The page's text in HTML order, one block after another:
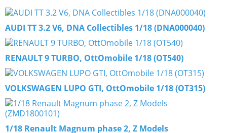
AUDI TT 3.2 V6, DNA Collectibles 1/18 (DNA000040)
RENAULT 9 TURBO, OttOmobile 1/18 (OT540)
VOLKSWAGEN LUPO GTI, OttOmobile 1/18 (OT315)
1/18 Renault Magnum phase 2, Z Models